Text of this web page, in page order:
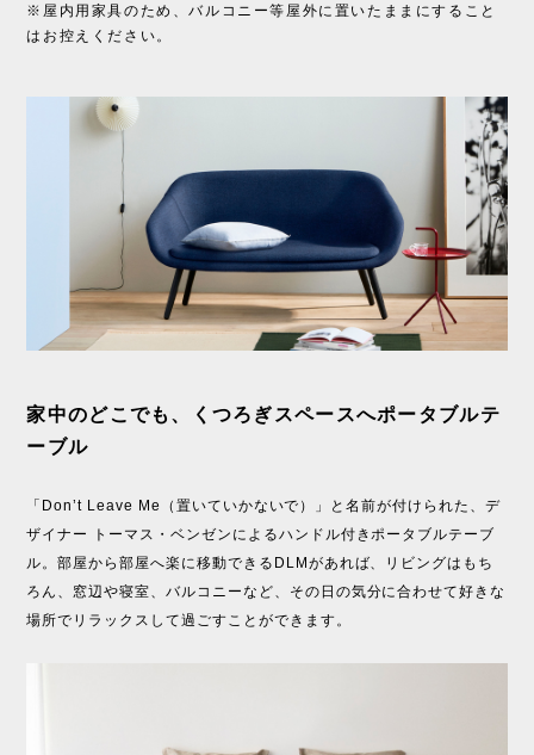
※屋内用家具のため、バルコニー等屋外に置いたままにすること
はお控えください。
家中のどこでも、くつろぎスペースへポータブルテ
ーブル
「Don’t Leave Me（置いていかないで）」と名前が付けられた、デ
ザイナー トーマス・ベンゼンによるハンドル付きポータブルテーブ
ル。部屋から部屋へ楽に移動できるDLMがあれば、リビングはもち
ろん、窓辺や寝室、バルコニーなど、その日の気分に合わせて好きな
場所でリラックスして過ごすことができます。